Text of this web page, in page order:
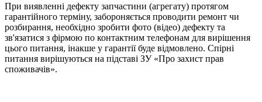
При виявленні дефекту запчастини (агрегату) протягом
гарантійного терміну, забороняється проводити ремонт чи
розбирання, необхідно зробити фото (відео) дефекту та
зв'язатися з фірмою по контактним телефонам для вирішення
цього питання, інакше у гарантії буде відмовлено. Спірні
питання вирішуються на підставі ЗУ «Про захист прав
споживачів».